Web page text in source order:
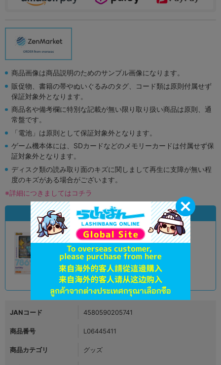
商品画像は商品説明のためのサンプル画像になります。
販促物、書籍の帯やぬいぐるみのタグ、コード類は原則付属せず
保証対象外となります。
商品名や備考欄に特別な記載が無い限り取り扱い商品は原則、通
常盤です。
「電池」は原則として保証対象外となります。
ゲーム機本体には、SDカードなどのメモリーカードは付属せず保
証対象外となります。
ディスク類の読み取り面のキズに関しまして再生に支障が無い程
度のキズがある場合がございます。
※詳細につきましてはコチラ
状態違いの同一商品
状態 :未開封
金沢店
在庫あり 5,590円 税込
JANコード 4580590205741
商品番号 L06445411
商品カテゴリ グッズ